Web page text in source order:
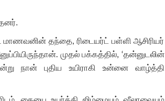
தந்தை, ரிடையர்ட் பள்ளி ஆசிரியர்
முதல் பக்கத்தில், ‘தன்னுடலின்
நான் புதிய உயிராகி உன்னை வாழ்த்தி